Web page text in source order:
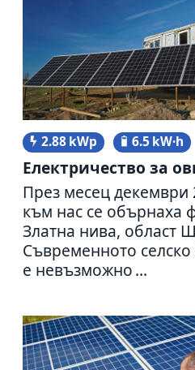
2.88 kWp 6.5 kW·h
Електри­че­ство за
През месец декем­ври
към нас се обър­наха
Златна нива, област
Съвремен­ното селско
е невъз­можно ...